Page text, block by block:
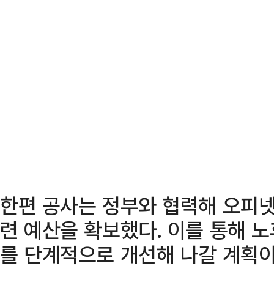
한편 공사는 정부와 협력해 오피
련 예산을 확보했다. 이를 통해
를 단계적으로 개선해 나갈 계획